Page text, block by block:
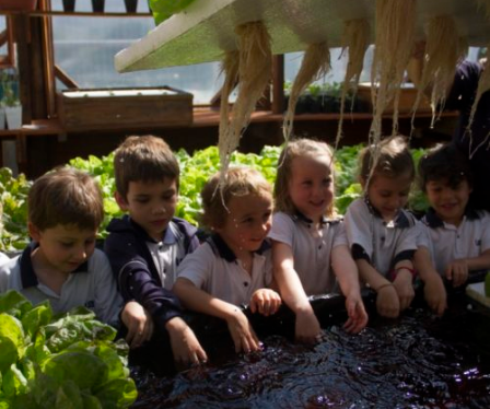
Hidroponia
Institucionales